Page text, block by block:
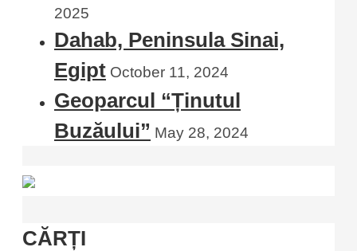
2025
Dahab, Peninsula Sinai,
Egipt October 11, 2024
Geoparcul “Ținutul
Buzăului” May 28, 2024
CĂRȚI